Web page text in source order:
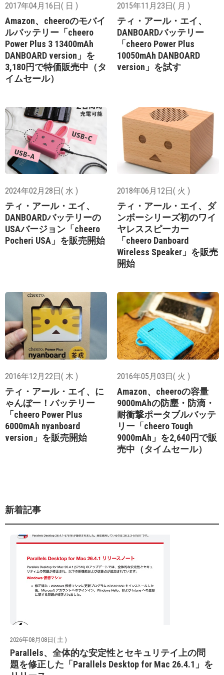
2017年04月16日( 日 )
Amazon、cheeroのモバイ
ルバッテリー「cheero
Power Plus 3 13400mAh
DANBOARD version」を
3,180円で特価販売中（タ
イムセール）
2015年11月23日( 月 )
ティ・アール・エイ、
DANBOARDバッテリー
「cheero Power Plus
10050mAh DANBOARD
version」を試す
2024年02月28日( 水 )
ティ・アール・エイ、
DANBOARDバッテリーの
USAバージョン「cheero
Pocheri USA」を販売開始
2018年06月12日( 火 )
ティ・アール・エイ、ダ
ンボーシリーズ初のワイ
ヤレススピーカー
「cheero Danboard
Wireless Speaker」を販売
開始
2016年12月22日( 木 )
ティ・アール・エイ、に
ゃんぼー！バッテリー
「cheero Power Plus
6000mAh nyanboard
version」を販売開始
2016年05月03日( 火 )
Amazon、cheeroの容量
9000mAhの防塵・防滴・
耐衝撃ポータブルバッテ
リー「cheero Tough
9000mAh」を2,640円で販
売中（タイムセール）
新着記事
2026年08月08日( 土 )
Parallels、全体的な安定性とセキュリテイ上の問
題を修正した「Parallels Desktop for Mac 26.4.1」を